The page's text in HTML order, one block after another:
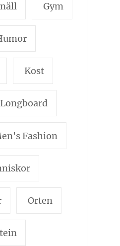
Gym
Kost
Longboard
Fashion
Orten